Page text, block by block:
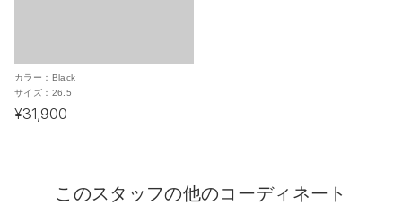
カラー： Black
サイズ： 26.5
¥31,900
このスタッフの他のコーディネート